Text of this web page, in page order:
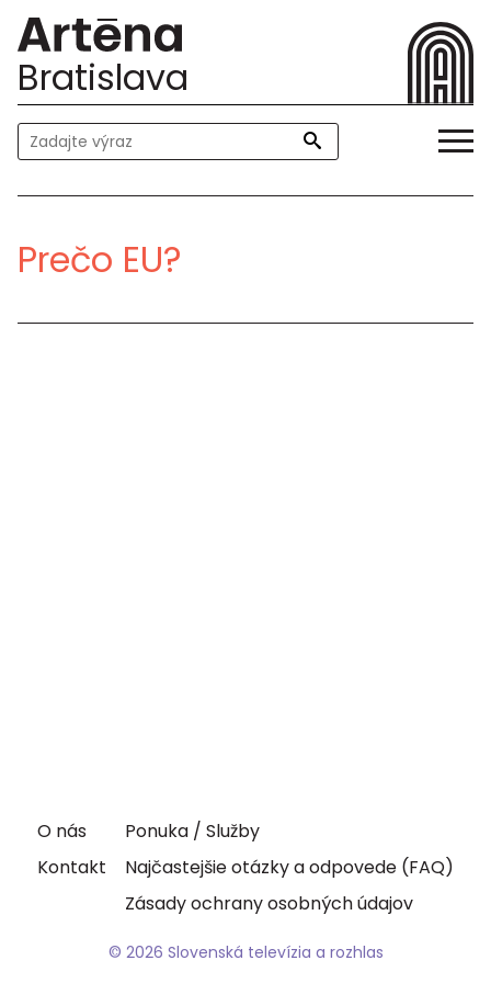
Bratislava
Prečo EU?
O nás
Kontakt
Ponuka / Služby
Najčastejšie otázky a odpovede (FAQ)
Zásady ochrany osobných údajov
© 2026 Slovenská televízia a rozhlas